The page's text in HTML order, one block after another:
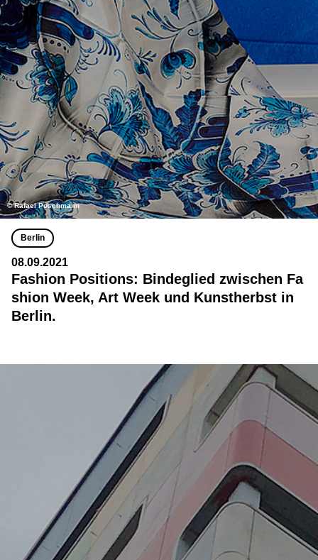
© Rafael Poschmann
Berlin
08.09.2021
Fashion Positions: Bindeglied zwischen Fa
shion Week, Art Week und Kunstherbst in
Berlin.